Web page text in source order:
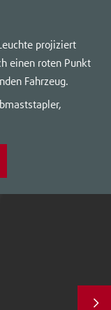
projiziert
einen roten Punkt
Fahrzeug.